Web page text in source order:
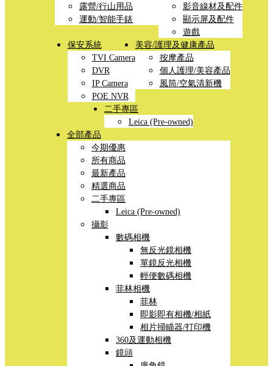
露營/行山用品
運動/智能手錶
影音線材及配件
顯示屏及配件
遊戲
保安系統
TVI Camera
DVR
IP Camera
POE NVR
美容/護理及健康產品
按摩產品
個人護理/美容產品
風筒/空氣清新機
二手專區
Leica (Pre-owned)
全部產品
今期優惠
所有商品
最新產品
精選商品
二手專區
Leica (Pre-owned)
攝影
數碼相機
無反光鏡相機
單鏡反光相機
輕便數碼相機
菲林相機
菲林
即影即有相機/相紙
相片掃瞄器/打印機
360及運動相機
鏡頭